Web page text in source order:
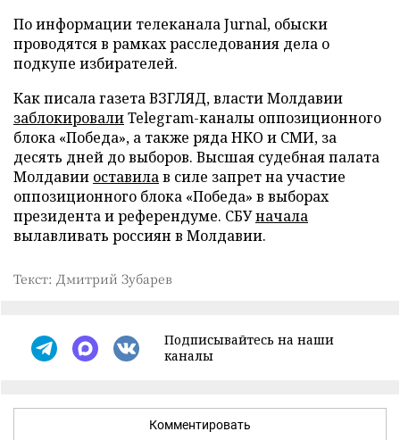
По информации телеканала Jurnal, обыски
проводятся в рамках расследования дела о
подкупе избирателей.
Как писала газета ВЗГЛЯД, власти Молдавии
заблокировалиTelegram-каналы оппозиционного
блока «Победа», а также ряда НКО и СМИ, за
десять дней до выборов. Высшая судебная палата
Молдавии оставилав силе запрет на участие
оппозиционного блока «Победа» в выборах
президента и референдуме. СБУначала
вылавливать россиян в Молдавии.
Текст: Дмитрий Зубарев
Подписывайтесь на наши
каналы
Комментировать